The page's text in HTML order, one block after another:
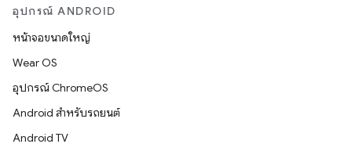
อุปกรณ์ ANDROID
หน้าจอขนาดใหญ่
Wear OS
อุปกรณ์ ChromeOS
Android สำหรับรถยนต์
Android TV